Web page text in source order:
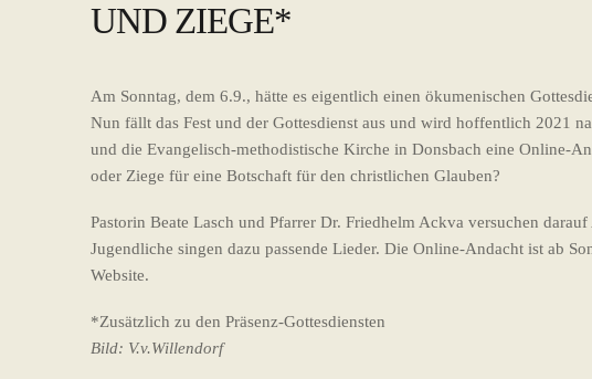
UND ZIEGE*
Am Sonntag, dem 6.9., hätte es eigentlich einen ökumenischen
Nun fällt das Fest und der Gottesdienst aus und wird hoffentlich 2021
und die Evangelisch-methodistische Kirche in Donsbach eine Online-
oder Ziege für eine Botschaft für den christlichen Glauben?
Pastorin Beate Lasch und Pfarrer Dr. Friedhelm Ackva versuchen
Jugendliche singen dazu passende Lieder. Die Online-Andacht ist ab
Website.
*Zusätzlich zu den Präsenz-Gottesdiensten
Bild: V.v.Willendorf